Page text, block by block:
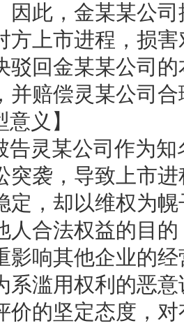
因此，金某某公
方上市进程，损
驳回金某某公司
并赔偿灵某公司
义】
某公司作为知
突袭，导致上市
定，却以维权为
人合法权益的目
影响其他企业的
系滥用权利的恶
价的坚定态度，